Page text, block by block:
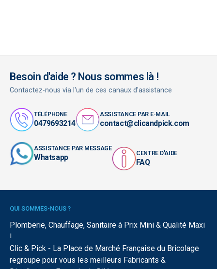
Besoin d'aide ? Nous sommes là !
Contactez-nous via l'un de ces canaux d'assistance
TÉLÉPHONE
0479693214
ASSISTANCE PAR E-MAIL
contact@clicandpick.com
ASSISTANCE PAR MESSAGE
Whatsapp CENTRE D'AIDE
FAQ
QUI SOMMES-NOUS ?
Plomberie, Chauffage, Sanitaire à Prix Mini & Qualité Maxi
!
Clic & Pick - La Place de Marché Française du Bricolage
regroupe pour vous les meilleurs Fabricants &